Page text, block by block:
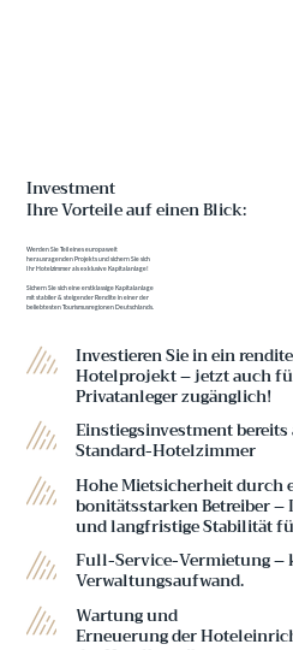
Investment
Ihre Vorteile auf einen Blick:
Werden Sie Teil eines europaweit
herausragenden Projekts und sichern Sie sich
Ihr Hotelzimmer als exklusive Kapitalanlage!
Sichern Sie sich eine erstklassige Kapitalanlage
mit stabiler & steigender Rendite in einer der
beliebtesten Tourismusregionen Deutschlands.
Investieren Sie in ein
Hotelprojekt – jetzt auch
Privatanleger zugänglich!
Einstiegsinvestment bereits
Standard-Hotelzimmer
Hohe Mietsicherheit durch
bonitätsstarken Betreiber
und langfristige Stabilität
Full-Service-Vermietung –
Verwaltungsaufwand.
Wartung und
Erneuerung der